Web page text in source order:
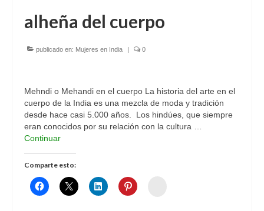
alheña del cuerpo
publicado en: Mujeres en India | 0
Mehndi o Mehandi en el cuerpo La historia del arte en el
cuerpo de la India es una mezcla de moda y tradición
desde hace casi 5.000 años. Los hindúes, que siempre
eran conocidos por su relación con la cultura …
Continuar
Comparte esto: